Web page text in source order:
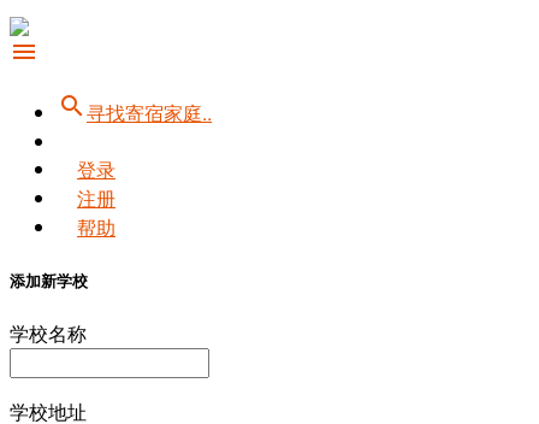
menu
search寻找寄宿家庭..
登录
注册
帮助
添加新学校
学校名称
学校地址